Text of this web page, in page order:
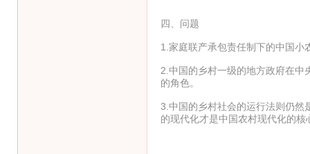
四、问题
1.家庭联产承包责任制下的中国小
2.中国的乡村一级的地方政府在中
的角色。
3.中国的乡村社会的运行法则仍然
的现代化才是中国农村现代化的